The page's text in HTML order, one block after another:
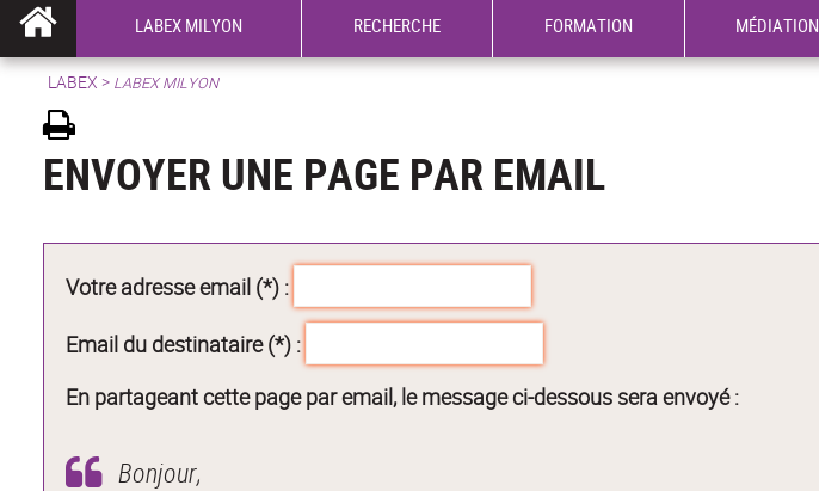
LABEX MILYON RECHERCHE FORMATION MÉDIATION
LABEX > LABEX MILYON
ENVOYER UNE PAGE PAR EMAIL
Votre adresse email (*) :
Email du destinataire (*) :
En partageant cette page par email, le message ci-dessous sera envoyé :
Bonjour,